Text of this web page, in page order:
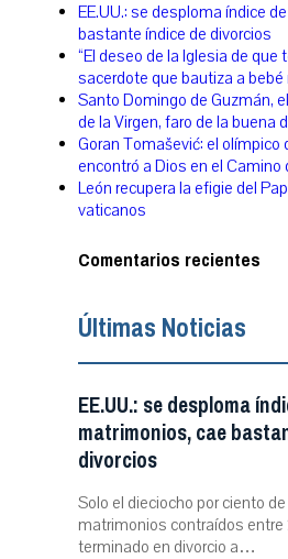
EE.UU.: se desploma índice
bastante índice de divorcios
“El deseo de la Iglesia de que
sacerdote que bautiza a
Santo Domingo de Guzmán,
de la Virgen, faro de la buena
Goran Tomašević: el olímpico
encontró a Dios en el Camino
León recupera la efigie del
vaticanos
Comentarios recientes
Últimas Noticias
EE.UU.: se desploma
matrimonios, cae
divorcios
Solo el dieciocho por ciento
matrimonios contraídos entre
terminado en divorcio a…